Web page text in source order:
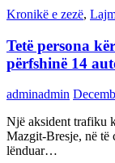
Kronikë e zezë,
Tetë persona
përfshinë 14
adminadmin
Një aksident trafiku
Mazgit-Bresje, në të
lënduar…